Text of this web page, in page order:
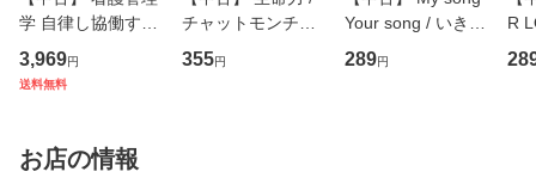
学 自律し協働する
専門職の看護マネ
ジメントスキル 改
恵 藤本幸三 / 南江
堂 [単行
3,969円
送料無料
チャットモンチー /
キューンレコード
[CD]【メール便送
355円
Your song / いきも
のがかり / [CD]
【メール便送料無
289円
R
産
お店の情報